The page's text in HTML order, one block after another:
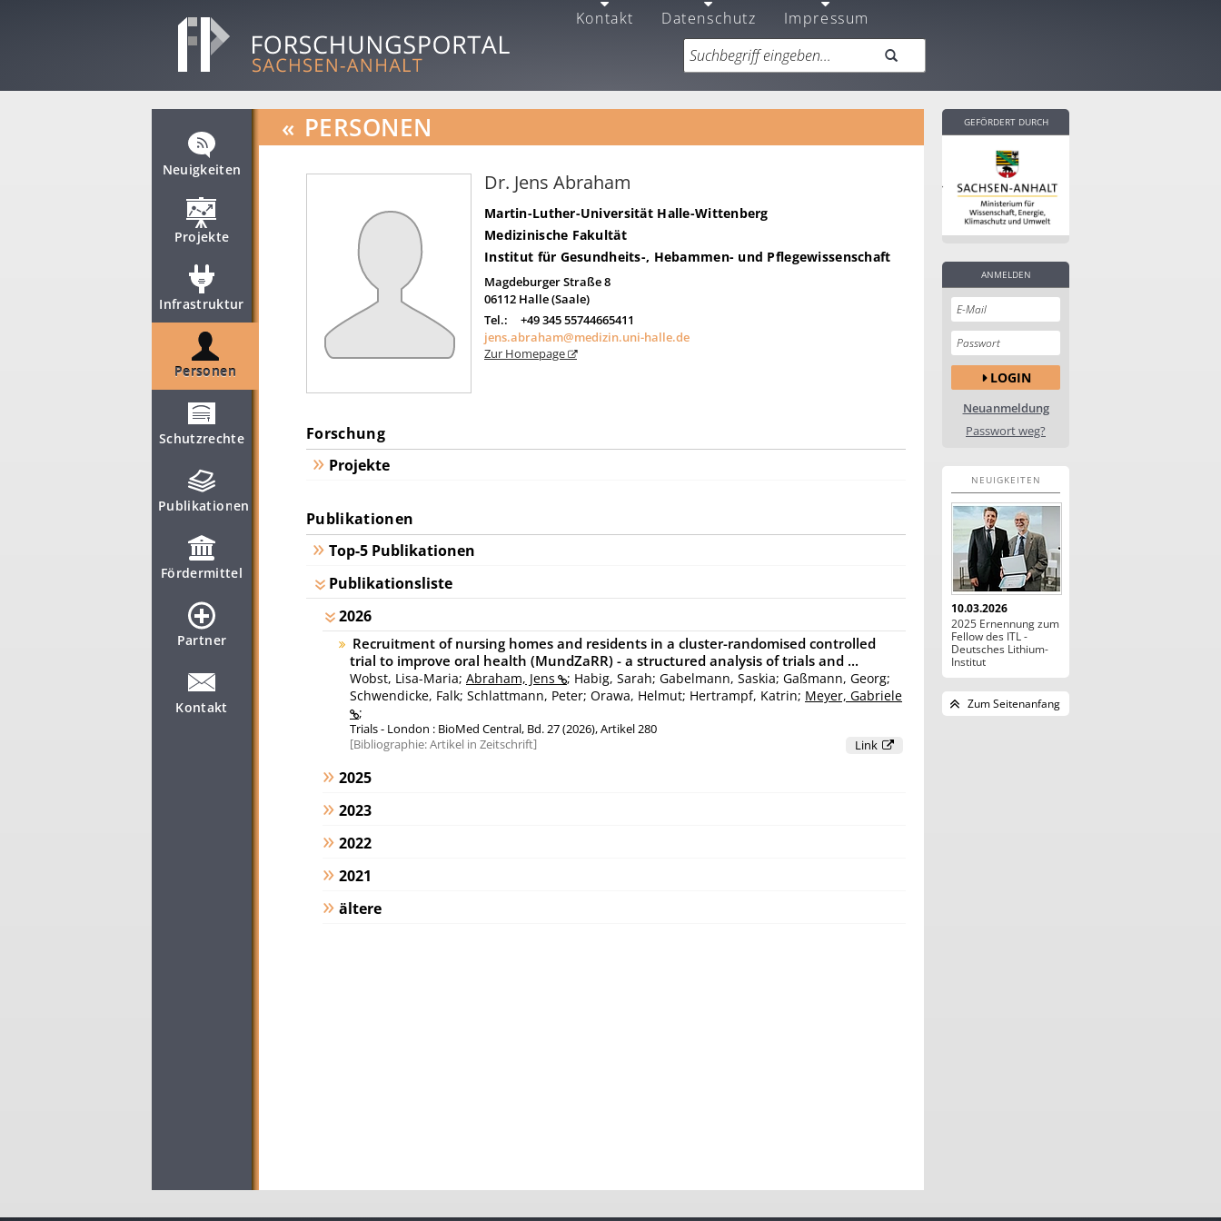
Kontakt Datenschutz Impressum
Neuigkeiten
Projekte
Infrastruktur
Personen
Schutzrechte
Publikationen
Fördermittel
Partner
Kontakt
« PERSONEN
Dr. Jens Abraham
Martin-Luther-Universität Halle-Wittenberg
Medizinische Fakultät
Institut für Gesundheits-, Hebammen- und Pflegewissenschaft
Magdeburger Straße 8
06112 Halle (Saale)
Tel.:
+49 345 55744665411
jens.abraham@medizin.uni-halle.de
Zur Homepage
Forschung
Projekte
Publikationen
Top-5 Publikationen
Publikationsliste
2026
Recruitment of nursing homes and residents in a cluster-randomised controlled
trial to improve oral health (MundZaRR) - a structured analysis of trials and ...
Wobst, Lisa-Maria; Abraham, Jens
; Habig, Sarah; Gabelmann, Saskia; Gaßmann, Georg;
Schwendicke, Falk; Schlattmann, Peter; Orawa, Helmut; Hertrampf, Katrin; Meyer, Gabriele
;
Trials - London : BioMed Central, Bd. 27 (2026), Artikel 280
Bibliographie:Artikel in Zeitschrift Link
2025
2023
2022
2021
ältere
GEFÖRDERT DURCH
ANMELDEN
LOGIN
Neuanmeldung
Passwort weg?
NEUIGKEITEN
10.03.2026
2025 Ernennung zum
Fellow des ITL -
Deutsches Lithium-
Institut
Zum Seitenanfang